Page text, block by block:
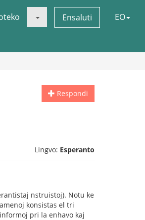
Ensaluti EO
Respondi
Lingvo: Esperanto
nstruistoj). Notu ke
konsistas el tri
pri la enhavo kaj